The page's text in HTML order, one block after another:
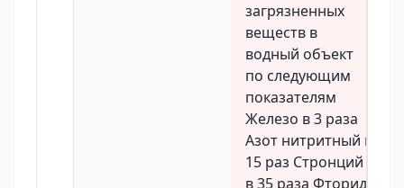
загрязненных
веществ в
водный объект
по следующим
показателям
Железо в 3 раза
Азот нитритный в
15 раз Стронций
в 35 раза Фторид